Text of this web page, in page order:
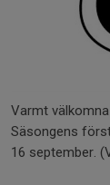
Varmt
Säsongens
16 september.